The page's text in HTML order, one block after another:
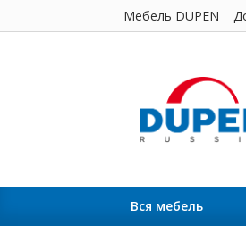
Мебель DUPEN
Вся мебель